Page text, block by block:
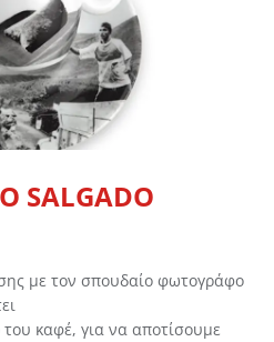
SALGADO
με τον σπουδαίο φωτογράφο
καφέ, για να αποτίσουμε